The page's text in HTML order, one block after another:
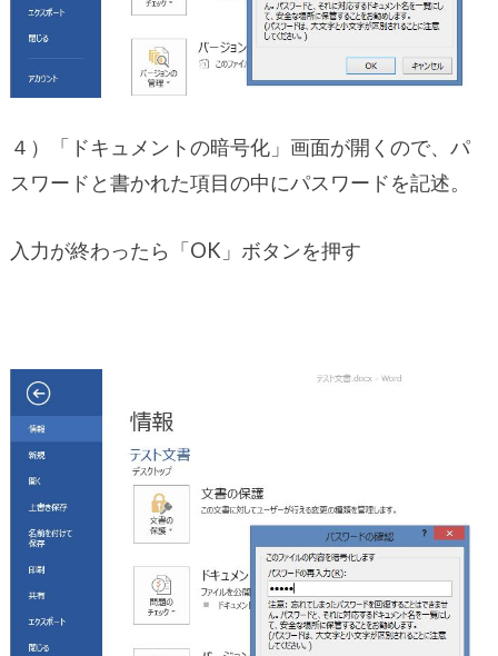
４）「ドキュメントの暗号化」画面が開くので、パ
スワードと書かれた項目の中にパスワードを記述。
入力が終わったら「OK」ボタンを押す